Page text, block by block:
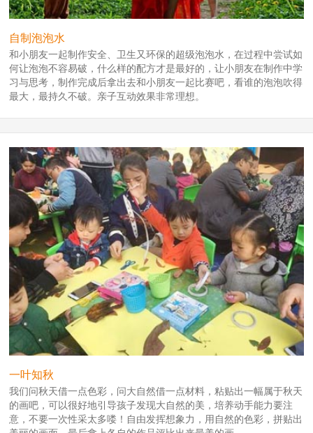
自制泡泡水
和小朋友一起制作安全、卫生又环保的超级泡泡水，在过程中尝试如
何让泡泡不容易破，什么样的配方才是最好的，让小朋友在制作中学
习与思考，制作完成后拿出去和小朋友一起比赛吧，看谁的泡泡吹得
最大，最持久不破。亲子互动效果非常理想。
一叶知秋
我们问秋天借一点色彩，问大自然借一点材料，粘贴出一幅属于秋天
的画吧，可以很好地引导孩子发现大自然的美，培养动手能力要注
意，不要一次性采太多喽！自由发挥想象力，用自然的色彩，拼贴出